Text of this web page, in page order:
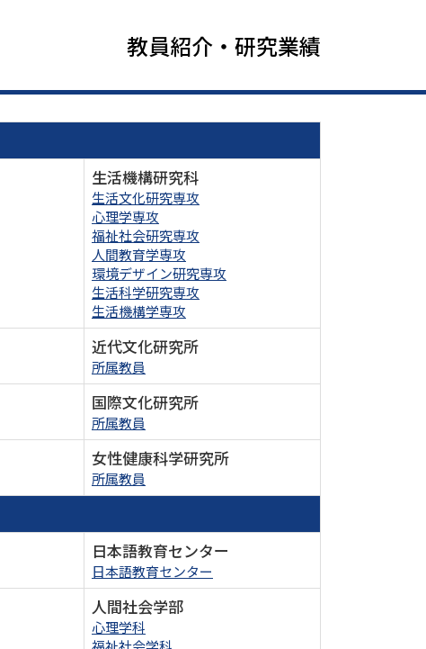
教員紹介・研究業績
生活機構研究科
生活文化研究専攻
心理学専攻
福祉社会研究専攻
人間教育学専攻
環境デザイン研究専攻
生活科学研究専攻
生活機構学専攻
近代文化研究所
所属教員
国際文化研究所
所属教員
女性健康科学研究所
所属教員
日本語教育センター
日本語教育センター
人間社会学部
心理学科